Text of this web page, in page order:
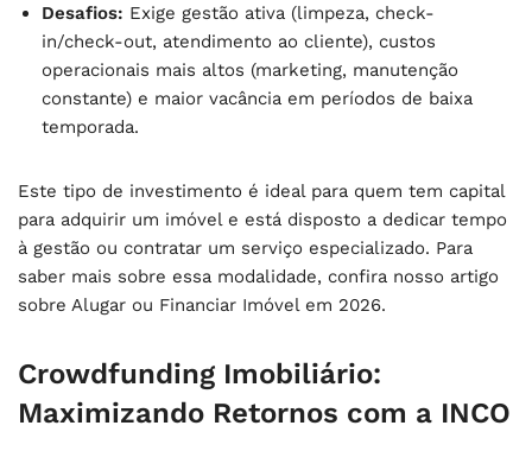
Desafios: Exige gestão ativa (limpeza, check-
in/check-out, atendimento ao cliente), custos
operacionais mais altos (marketing, manutenção
constante) e maior vacância em períodos de baixa
temporada.
Este tipo de investimento é ideal para quem tem capital
para adquirir um imóvel e está disposto a dedicar tempo
à gestão ou contratar um serviço especializado. Para
saber mais sobre essa modalidade, confira nosso artigo
sobre Alugar ou Financiar Imóvel em 2026.
Crowdfunding Imobiliário:
Maximizando Retornos com a INCO